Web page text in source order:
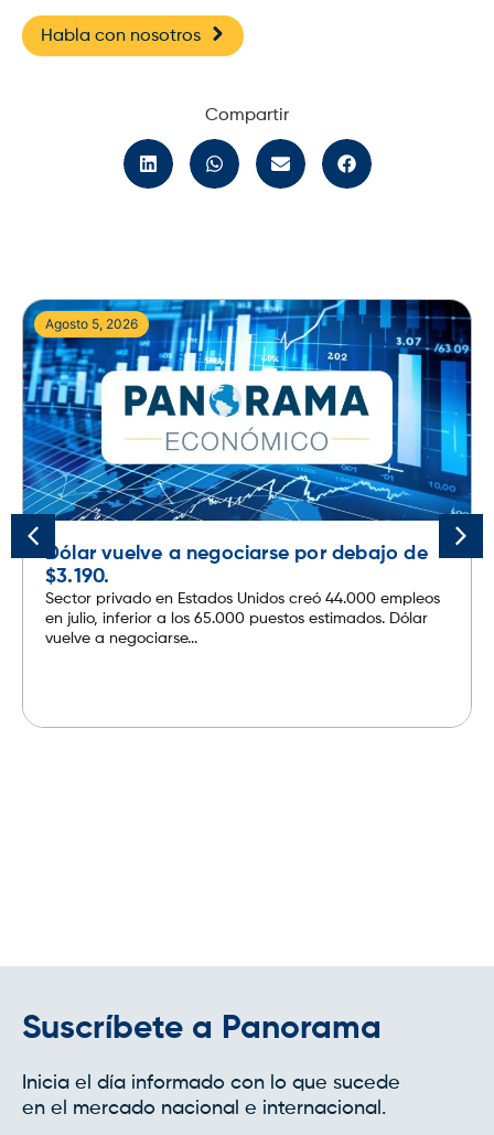
Habla con nosotros
Compartir
Agosto 5, 2026
Dólar vuelve a negociarse por debajo de
$3.190.
Sector privado en Estados Unidos creó 44.000 empleos
en julio, inferior a los 65.000 puestos estimados. Dólar
vuelve a negociarse...
Suscríbete a Panorama
Inicia el día informado con lo que sucede
en el mercado nacional e internacional.